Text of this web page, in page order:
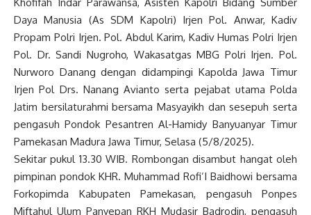
Daya Manusia (As SDM Kapolri) Irjen Pol. Anwar, Kadiv
Propam Polri Irjen. Pol. Abdul Karim, Kadiv Humas Polri Irjen
Pol. Dr. Sandi Nugroho, Wakasatgas MBG Polri Irjen. Pol.
Nurworo Danang dengan didampingi Kapolda Jawa Timur
Irjen Pol Drs. Nanang Avianto serta pejabat utama Polda
Jatim bersilaturahmi bersama Masyayikh dan sesepuh serta
pengasuh Pondok Pesantren Al-Hamidy Banyuanyar Timur
Pamekasan Madura Jawa Timur, Selasa (5/8/2025).
Sekitar pukul 13.30 WIB. Rombongan disambut hangat oleh
pimpinan pondok KHR. Muhammad Rofi’I Baidhowi bersama
Forkopimda Kabupaten Pamekasan, pengasuh Ponpes
Miftahul Ulum Panyepan RKH Mudasir Badrodin, pengasuh